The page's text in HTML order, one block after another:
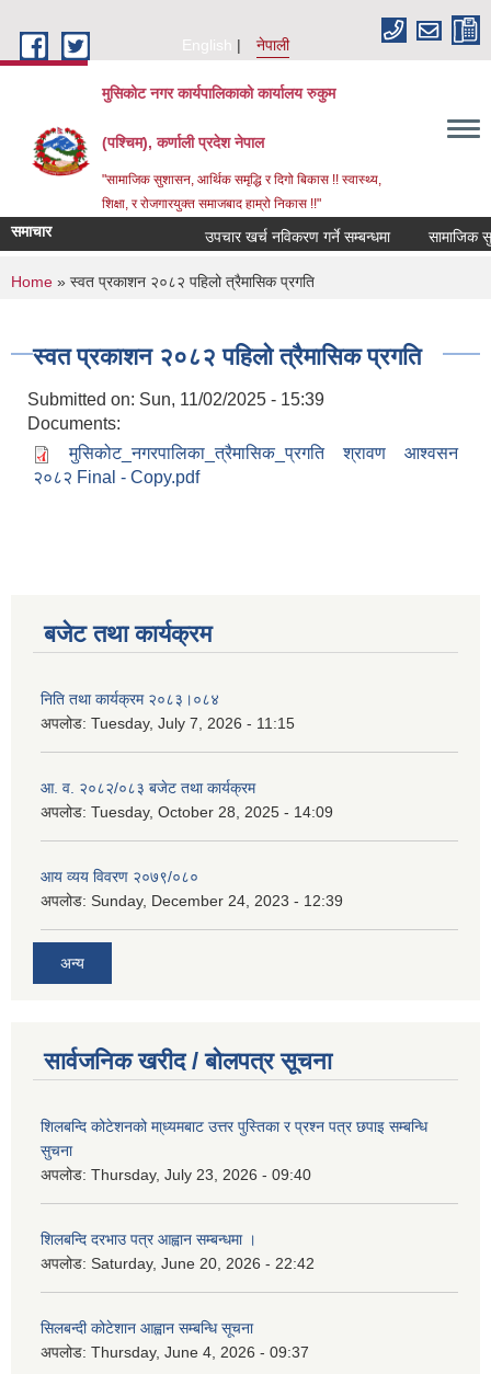
English
नेपाली
मुसिकोट नगर कार्यपालिकाको कार्यालय रुकुम
(पश्चिम), कर्णाली प्रदेश नेपाल
"सामाजिक सुशासन, आर्थिक समृद्धि र दिगो बिकास !! स्वास्थ्य,
शिक्षा, र रोजगारयुक्त समाजबाद हाम्रो निकास !!"
समाचार उपचार खर्च नविकरण गर्ने सम्बन्धमा
You are here
Home » स्वत प्रकाशन २०८२ पहिलो त्रैमासिक प्रगति
स्वत प्रकाशन २०८२ पहिलो त्रैमासिक प्रगति
Submitted on: Sun, 11/02/2025 - 15:39
Documents:
मुसिकोट_नगरपालिका_त्रैमासिक_प्रगति श्रावण आश्वसन
२०८२ Final - Copy.pdf
बजेट तथा कार्यक्रम
निति तथा कार्यक्रम २०८३।०८४
अपलोड: Tuesday, July 7, 2026 - 11:15
आ. व. २०८२/०८३ बजेट तथा कार्यक्रम
अपलोड: Tuesday, October 28, 2025 - 14:09
आय व्यय विवरण २०७९/०८०
अपलोड: Sunday, December 24, 2023 - 12:39
अन्य
सार्वजनिक खरीद / बोलपत्र सूचना
शिलबन्दि कोटेशनको मा्ध्यमबाट उत्तर पुस्तिका र प्रश्न पत्र छपाइ सम्बन्धि
सुचना
अपलोड: Thursday, July 23, 2026 - 09:40
शिलबन्दि दरभाउ पत्र आह्वान सम्बन्धमा ।
अपलोड: Saturday, June 20, 2026 - 22:42
सिलबन्दी कोटेशान आह्वान सम्बन्धि सूचना
अपलोड: Thursday, June 4, 2026 - 09:37